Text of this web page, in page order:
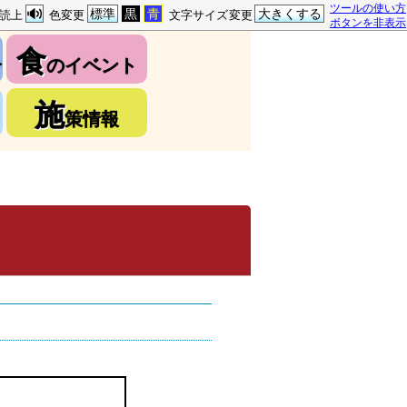
ツールの使い方
ボタンを非表示
文字サイズ変更 大きくする
色変更 標準 黒 青
上
食のイベント
施策情報